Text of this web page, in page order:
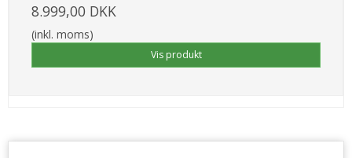
8.999,00 DKK
(inkl. moms)
Vis produkt